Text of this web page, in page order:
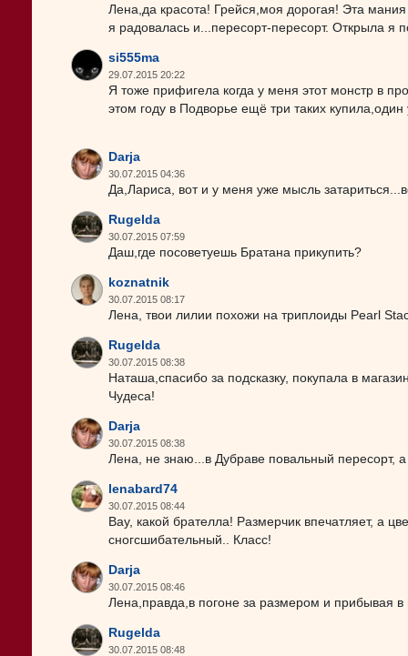
Лена,да красота! Грейся,моя дорогая! Эта
я радовалась и...пересорт-пересорт. Открыла я
si555ma
29.07.2015 20:22
Я тоже прифигела когда у меня этот монстр в
этом году в Подворье ещё три таких
Darja
30.07.2015 04:36
Да,Лариса, вот и у меня уже мысль
Rugelda
30.07.2015 07:59
Даш,где посоветуешь Братана прикупить?
koznatnik
30.07.2015 08:17
Лена, твои лилии похожи на триплоиды Pearl
Rugelda
30.07.2015 08:38
Наташа,спасибо за подсказку, покупала в
Чудеса!
Darja
30.07.2015 08:38
Лена, не знаю...в Дубраве повальный пересорт,
lenabard74
30.07.2015 08:44
Вау, какой брателла! Размерчик впечатляет, а
сногсшибательный.. Класс!
Darja
30.07.2015 08:46
Лена,правда,в погоне за размером и прибывая
Rugelda
30.07.2015 08:48